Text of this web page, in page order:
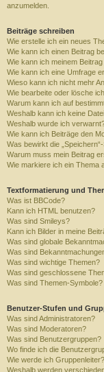
anzumelden.
Beiträge schreiben
Wie erstelle ich ein neues
Wie kann ich einen Beitrag
Wie kann ich meinem
Wie kann ich eine Umfrage
Wieso kann ich nicht mehr
Wie bearbeite oder lösche
Warum kann ich auf
Weshalb kann ich keine
Weshalb wurde ich
Wie kann ich Beiträge den
Was bewirkt die
Warum muss mein Beitrag
Wie markiere ich ein Thema
Textformatierung und
Was ist BBCode?
Kann ich HTML benutzen?
Was sind Smileys?
Kann ich Bilder in meine
Was sind globale
Was sind
Was sind wichtige Themen?
Was sind geschlossene
Was sind Themen-Symbole?
Benutzer-Stufen und
Was sind Administratoren?
Was sind Moderatoren?
Was sind Benutzergruppen?
Wo finde ich die
Wie werde ich Gruppenleiter?
Weshalb werden